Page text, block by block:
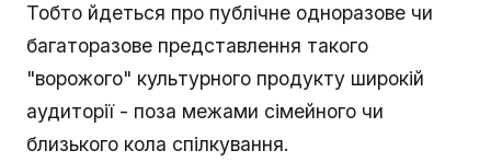
Тобто йдеться про публічне одноразове чи
багаторазове представлення такого
"ворожого" культурного продукту широкій
аудиторії - поза межами сімейного чи
близького кола спілкування.